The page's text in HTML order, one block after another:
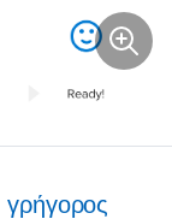
γρήγορος